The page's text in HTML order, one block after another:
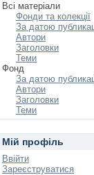
Всі матеріали
Фонди та колекції
За датою
Автори
Заголовки
Теми
Фонд
За датою
Автори
Заголовки
Теми
Мій профіль
Ввійти
Зареєструватися